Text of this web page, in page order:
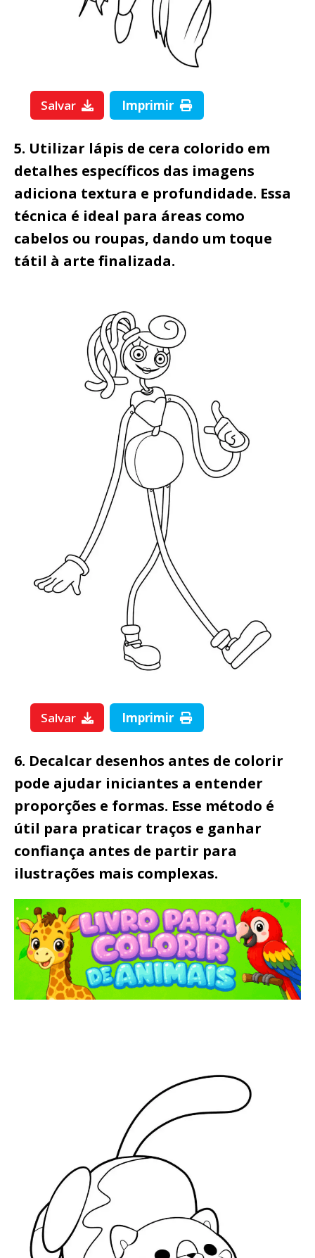
Salvar Imprimir
5. Utilizar lápis de cera colorido em
detalhes específicos das imagens
adiciona textura e profundidade. Essa
técnica é ideal para áreas como
cabelos ou roupas, dando um toque
tátil à arte finalizada.
Salvar Imprimir
6. Decalcar desenhos antes de colorir
pode ajudar iniciantes a entender
proporções e formas. Esse método é
útil para praticar traços e ganhar
confiança antes de partir para
ilustrações mais complexas.